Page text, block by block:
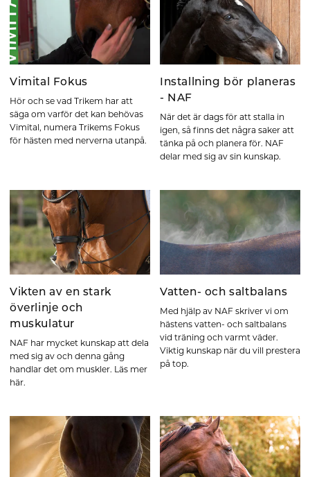
Vimital Fokus
Hör och se vad Trikem har att
säga om varför det kan behövas
Vimital, numera Trikems Fokus
för hästen med nerverna utanpå.
Installning bör planeras
- NAF
När det är dags för att stalla in
igen, så finns det några saker att
tänka på och planera för. NAF
delar med sig av sin kunskap.
Vikten av en stark
överlinje och
muskulatur
NAF har mycket kunskap att dela
med sig av och denna gång
handlar det om muskler. Läs mer
här.
Vatten- och saltbalans
Med hjälp av NAF skriver vi om
hästens vatten- och saltbalans
vid träning och varmt väder.
Viktig kunskap när du vill prestera
på top.